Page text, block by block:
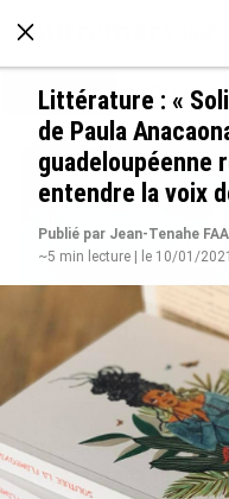
À LA UNE
Rapport 2025 de
décisif dans les
Littérature : «
de Paula
guadeloupéenne
entendre la voix
Publié par Jean-Tenahe
~5 min lecture | le 10/01/